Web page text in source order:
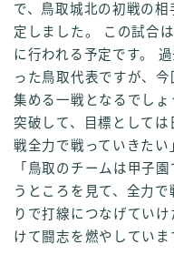
で、鳥取城北の初戦の
定しました。 この試合
に行われる予定です。
った鳥取代表ですが、
集める一戦となるでし
突破して、目標として
戦全力で戦っていきたい
「鳥取のチームは甲子
うところを見て、全力
りで打線につなげてい
けて闘志を燃やしていま